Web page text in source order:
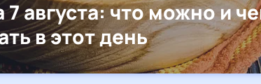
августа: что можно и
в этот день